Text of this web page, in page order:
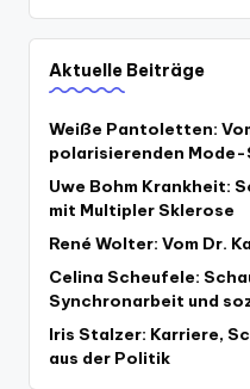
Aktuelle Beiträge
Weiße Pantoletten:
polarisierenden
Uwe Bohm Krankheit:
mit Multipler Sklerose
René Wolter: Vom Dr.
Celina Scheufele:
Synchronarbeit und
Iris Stalzer: Karriere,
aus der Politik